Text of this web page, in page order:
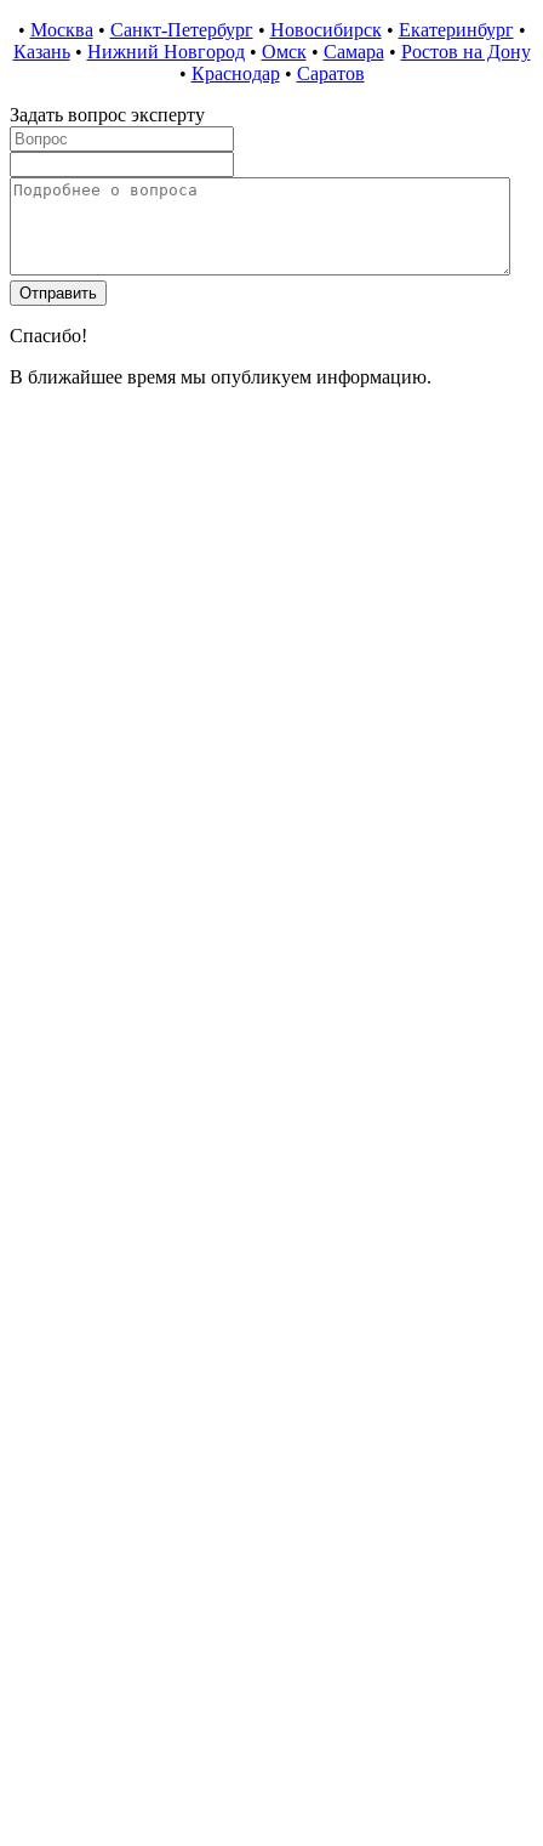
• Москва • Санкт-Петербург• Новосибирск• Екатеринбург•
Казань• Нижний Новгород• Омск• Самара • Ростов на Дону
• Краснодар• Саратов
Задать вопрос эксперту
Спасибо!
В ближайшее время мы опубликуем информацию.